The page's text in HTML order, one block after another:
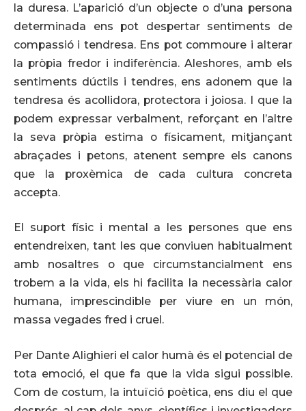
la duresa. L’aparició d’un objecte o d’una persona
determinada ens pot despertar sentiments de
compassió i tendresa. Ens pot commoure i alterar
la pròpia fredor i indiferència. Aleshores, amb els
sentiments dúctils i tendres, ens adonem que la
tendresa és acollidora, protectora i joiosa. I que la
podem expressar verbalment, reforçant en l’altre
la seva pròpia estima o físicament, mitjançant
abraçades i petons, atenent sempre els canons
que la proxèmica de cada cultura concreta
accepta.
El suport físic i mental a les persones que ens
entendreixen, tant les que conviuen habitualment
amb nosaltres o que circumstancialment ens
trobem a la vida, els hi facilita la necessària calor
humana, imprescindible per viure en un món,
massa vegades fred i cruel.
Per Dante Alighieri el calor humà és el potencial de
tota emoció, el que fa que la vida sigui possible.
Com de costum, la intuïció poètica, ens diu el que